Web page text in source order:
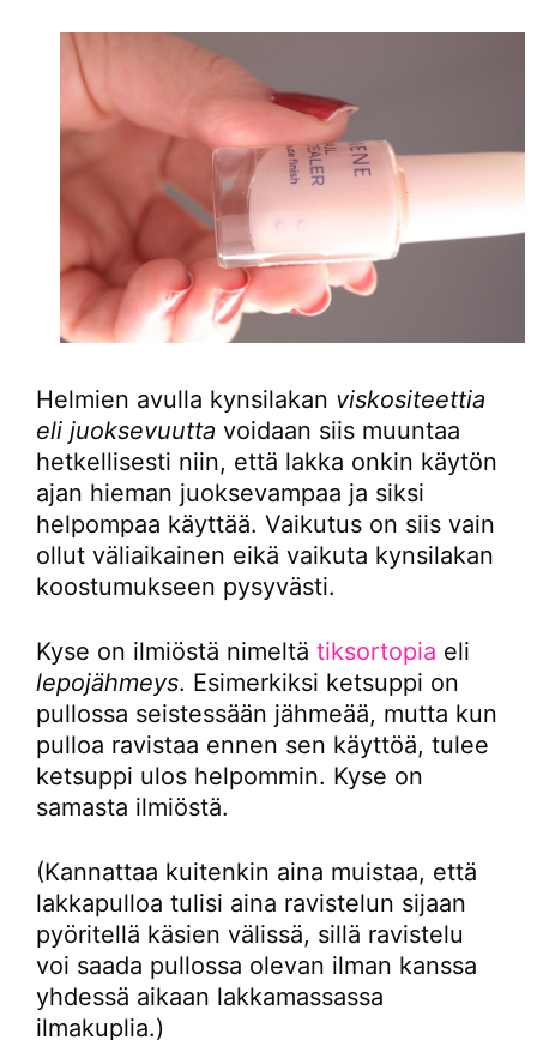
Helmien avulla kynsilakan viskositeettia
eli juoksevuutta voidaan siis muuntaa
hetkellisesti niin, että lakka onkin käytön
ajan hieman juoksevampaa ja siksi
helpompaa käyttää. Vaikutus on siis vain
ollut väliaikainen eikä vaikuta kynsilakan
koostumukseen pysyvästi.
Kyse on ilmiöstä nimeltä tiksortopia eli
lepojähmeys. Esimerkiksi ketsuppi on
pullossa seistessään jähmeää, mutta kun
pulloa ravistaa ennen sen käyttöä, tulee
ketsuppi ulos helpommin. Kyse on
samasta ilmiöstä.
(Kannattaa kuitenkin aina muistaa, että
lakkapulloa tulisi aina ravistelun sijaan
pyöritellä käsien välissä, sillä ravistelu
voi saada pullossa olevan ilman kanssa
yhdessä aikaan lakkamassassa
ilmakuplia.)